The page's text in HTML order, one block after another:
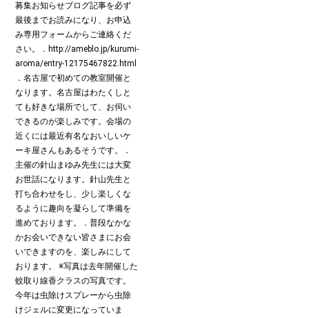
募集お知らせブログ記事を必ず
最後までお読みになり、お申込
み専用フォームからご連絡くだ
さい。．http://ameblo.jp/kurumi-
aroma/entry-12175467822.html
．名古屋で初めての教室開催と
なります。名古屋はわたくしと
ても好きな場所でして、お伺い
できるのが楽しみです。会場の
近くには最近有名なおいしいケ
ーキ屋さんもあるそうです。．
主催の針山まゆみ先生には大変
お世話になります。針山先生と
打ち合わせをし、少し楽しくな
るように趣向を凝らして準備を
進めております。．普段なかな
かお会いできない皆さまにお会
いできますのを、楽しみにして
おります。 ※写真は去年開催した
蚊取り線香クラスの写真です。
今年は虫除けスプレーから虫除
けジェルに変更になっていま